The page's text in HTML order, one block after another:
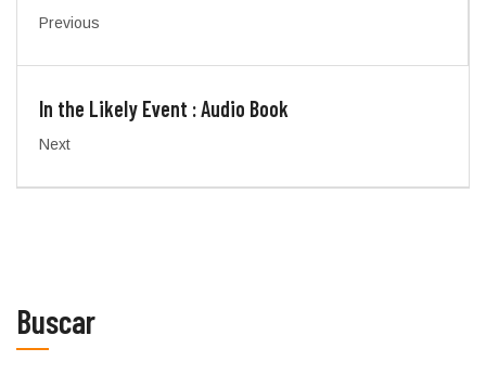
Previous
In the Likely Event : Audio Book
Next
Buscar